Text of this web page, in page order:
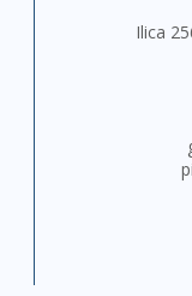
Ilica